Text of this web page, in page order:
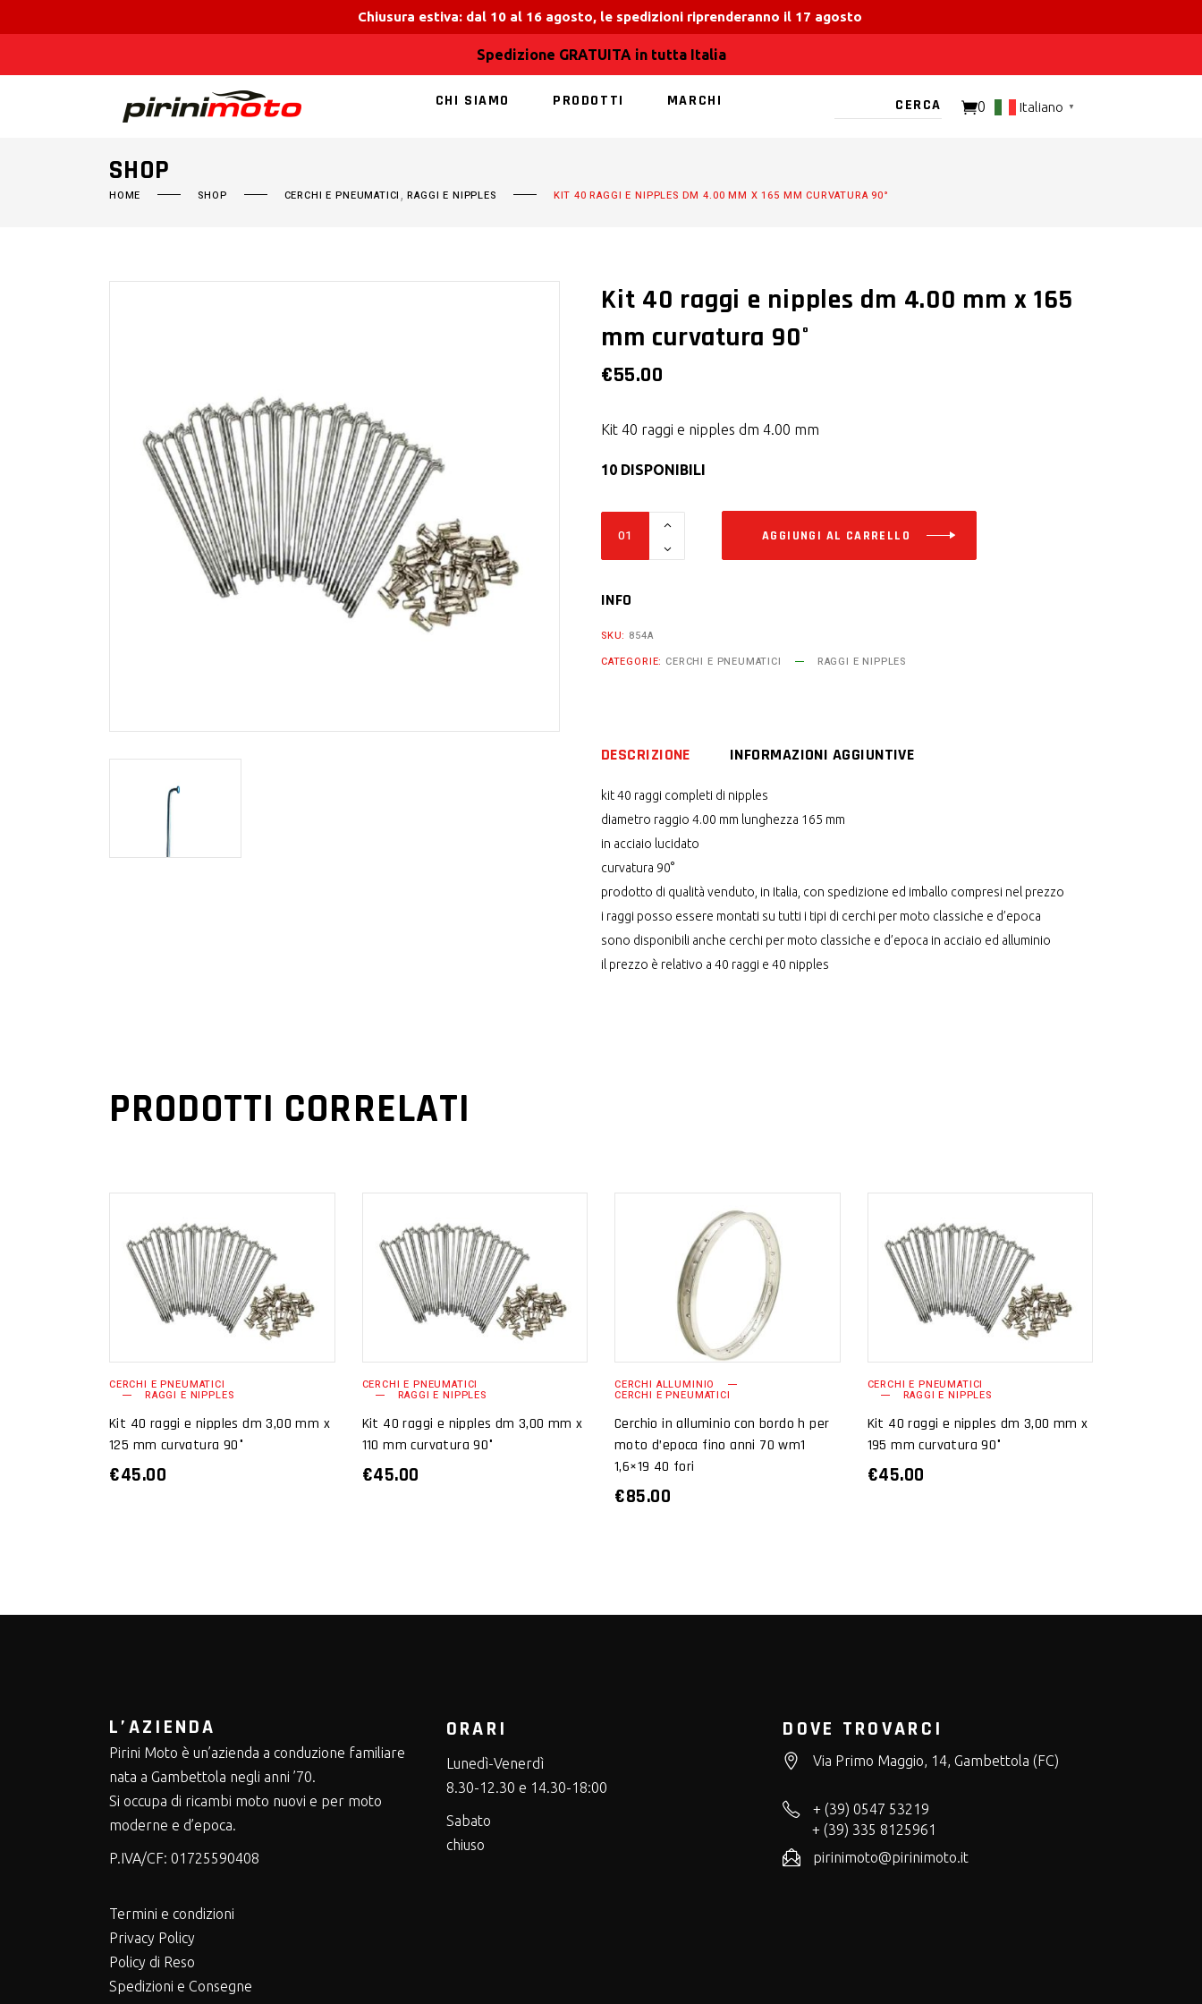
Chiusura estiva: dal 10 al 16 agosto, le spedizioni riprenderanno il 17 agosto
Spedizione GRATUITA in tutta Italia
CHI SIAMO PRODOTTI MARCHI 0 Italiano ▼
SHOP
HOME SHOP CERCHI E PNEUMATICI ,RAGGI E NIPPLES KIT 40 RAGGI E NIPPLES DM 4.00 MM X 165 MM CURVATURA 90°
Kit 40 raggi e nipples dm 4.00 mm x 165
mm curvatura 90°
€55.00
Kit 40 raggi e nipples dm 4.00 mm
10 DISPONIBILI
e
dm
4.00
mm
curvatura
90°
quantity
AGGIUNGI AL CARRELLO
INFO
SKU: 854A
CATEGORIE: CERCHI E PNEUMATICI RAGGI E NIPPLES
DESCRIZIONE INFORMAZIONI AGGIUNTIVE
kit 40 raggi completi di nipples
diametro raggio 4.00 mm lunghezza 165 mm
in acciaio lucidato
curvatura 90°
prodotto di qualità venduto, in Italia, con spedizione ed imballo compresi nel prezzo
i raggi posso essere montati su tutti i tipi di cerchi per moto classiche e d’epoca
sono disponibili anche cerchi per moto classiche e d’epoca in acciaio ed alluminio
il prezzo è relativo a 40 raggi e 40 nipples
PRODOTTI CORRELATI
AGGIUNGI AL
CARRELLO
CERCHI E PNEUMATICI
RAGGI E NIPPLES
Kit 40 raggi e nipples dm 3,00 mm x
125 mm curvatura 90°
€45.00
AGGIUNGI AL
CARRELLO
CERCHI E PNEUMATICI
RAGGI E NIPPLES
Kit 40 raggi e nipples dm 3,00 mm x
110 mm curvatura 90°
€45.00
AGGIUNGI AL
CARRELLO
CERCHI ALLUMINIO
CERCHI E PNEUMATICI
Cerchio in alluminio con bordo h per
moto d’epoca fino anni 70 wm1
1,6×19 40 fori
€85.00
AGGIUNGI AL
CARRELLO
CERCHI E PNEUMATICI
RAGGI E NIPPLES
Kit 40 raggi e nipples dm 3,00 mm x
195 mm curvatura 90°
€45.00
L’AZIENDA
Pirini Moto è un’azienda a conduzione familiare
nata a Gambettola negli anni ’70.
Si occupa di ricambi moto nuovi e per moto
moderne e d’epoca.
P.IVA/CF: 01725590408
Termini e condizioni
Privacy Policy
Policy di Reso
Spedizioni e Consegne
ORARI
Lunedì-Venerdì
8.30-12.30 e 14.30-18:00
Sabato
chiuso
DOVE TROVARCI
Via Primo Maggio, 14, Gambettola (FC)
+ (39) 0547 53219
+ (39) 335 8125961
pirinimoto@pirinimoto.it